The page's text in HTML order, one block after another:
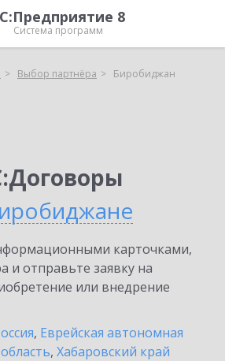
8
Система программ
Выбор партнёра Биробиджан
карточками,
и отправьте заявку на
или внедрение
, Еврейская автономная
, Хабаровский край